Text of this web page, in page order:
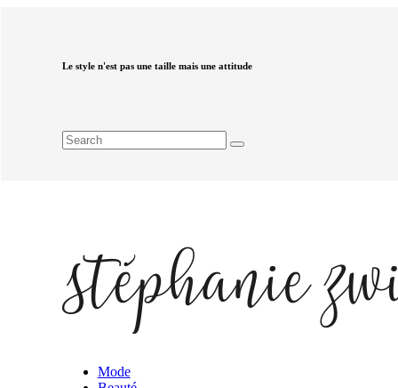
Le style n'est pas une taille mais une attitude
Mode